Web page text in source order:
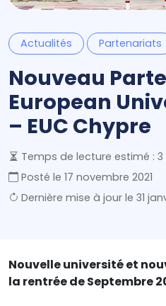
Actualités Partenariats
Nouveau
European
– EUC Chypre
Temps de lecture estimé :
Posté le 17 novembre 2021
Dernière mise à jour le 31
Nouvelle université et
la rentrée de Septembre